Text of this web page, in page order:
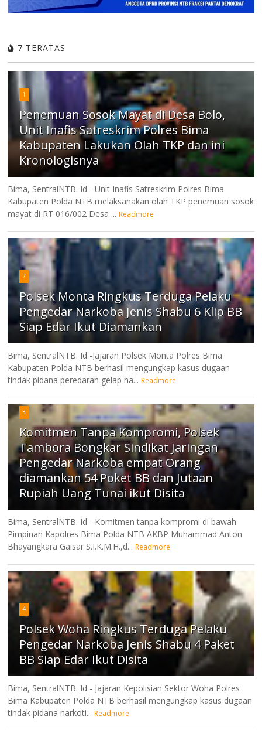
7 TERATAS
1
Penemuan Sosok Mayat di Desa Bolo,
Unit Inafis Satreskrim Polres Bima
Kabupaten Lakukan Olah TKP dan ini
Kronologisnya
Bima, SentralNTB. Id - Unit Inafis Satreskrim Polres Bima
Kabupaten Polda NTB melaksanakan olah TKP penemuan sosok
mayat di RT 016/002 Desa ... Readmore
2
Polsek Monta Ringkus Terduga Pelaku
Pengedar Narkoba Jenis Shabu 6 Klip BB
Siap Edar Ikut Diamankan
Bima, SentralNTB. Id -Jajaran Polsek Monta Polres Bima
Kabupaten Polda NTB berhasil mengungkap kasus dugaan
tindak pidana peredaran gelap na... Readmore
3
Komitmen Tanpa Kompromi, Polsek
Tambora Bongkar Sindikat Jaringan
Pengedar Narkoba empat Orang
diamankan 54 Poket BB dan Jutaan
Rupiah Uang Tunai ikut Disita
Bima, SentralNTB. Id - Komitmen tanpa kompromi di bawah
Pimpinan Kapolres Bima Polda NTB AKBP Muhammad Anton
Bhayangkara Gaisar S.I.K.M.H.,d... Readmore
4
Polsek Woha Ringkus Terduga Pelaku
Pengedar Narkoba Jenis Shabu 4 Paket
BB Siap Edar Ikut Disita
Bima, SentralNTB. Id - Jajaran Kepolisian Sektor Woha Polres
Bima Kabupaten Polda NTB berhasil mengungkap kasus dugaan
tindak pidana narkoti... Readmore